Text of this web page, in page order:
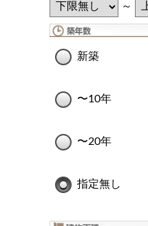
～
新築
〜10年
〜20年
指定無し